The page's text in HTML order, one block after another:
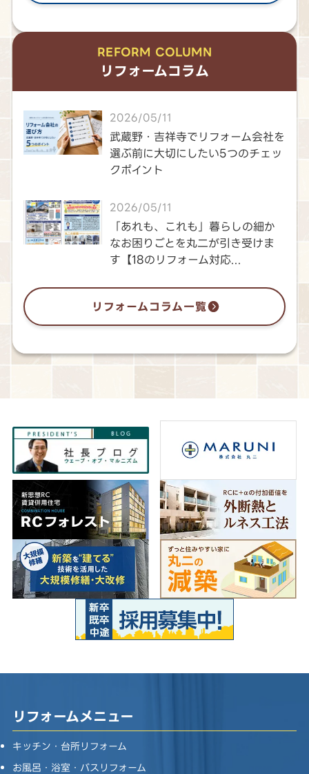
REFORM COLUMN
リフォームコラム
2026/05/11
武蔵野・吉祥寺でリフォーム会社を
選ぶ前に大切にしたい5つのチェッ
クポイント
2026/05/11
「あれも、これも」暮らしの細か
なお困りごとを丸二が引き受けま
す【18のリフォーム対応...
リフォームコラム一覧
リフォームメニュー
キッチン・台所リフォーム
お風呂・浴室・バスリフォーム